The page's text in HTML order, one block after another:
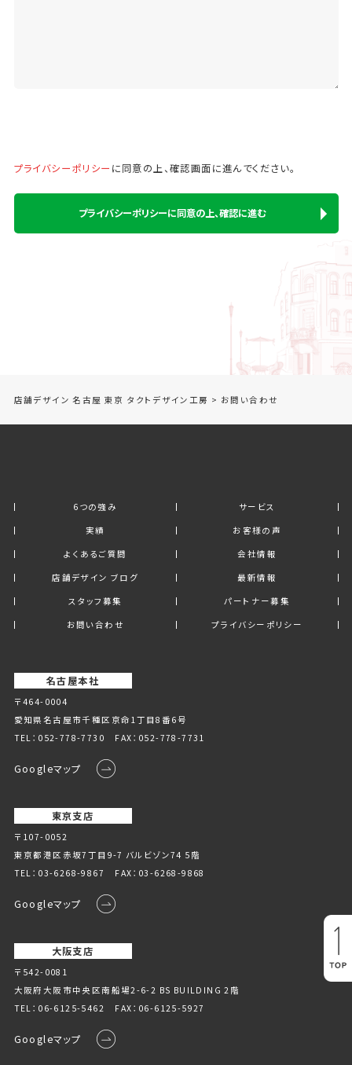
プライバシーポリシー に同意の上、確認画⾯に進んでください。
店舗デザイン 名古屋 東京 タクトデザイン工房 > お問い合わせ
6つの強み
サービス
実績
お客様の声
よくあるご質問
会社情報
店舗デザイン ブログ
最新情報
スタッフ募集
パートナー募集
お問い合わせ
プライバシーポリシー
名古屋本社
〒464-0004
愛知県名古屋市千種区京命1丁⽬8番6号
TEL： 052-778-7730 FAX：052-778-7731
Googleマップ
東京支店
〒107-0052
東京都港区赤坂7丁目9-7 バルビゾン74 5階
TEL： 03-6268-9867 FAX：03-6268-9868
Googleマップ
大阪支店
〒542-0081
大阪府大阪市中央区南船場2-6-2 BS BUILDING 2階
TEL： 06-6125-5462 FAX：06-6125-5927
Googleマップ